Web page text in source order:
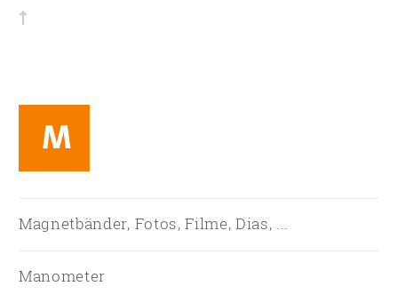
M
Magnetbänder, Fotos, Filme, Dias, ...
Manometer